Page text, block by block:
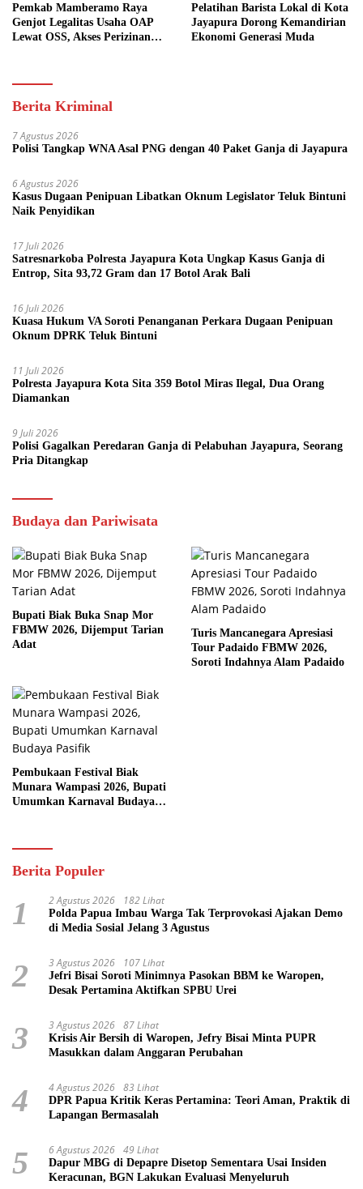
Pemkab Mamberamo Raya
Genjot Legalitas Usaha OAP
Lewat OSS, Akses Perizinan
Pelatihan Barista Lokal di Kota
Jayapura Dorong Kemandirian
Ekonomi Generasi Muda
Berita Kriminal
7 Agustus 2026
Polisi Tangkap WNA Asal PNG dengan 40 Paket Ganja di Jayapura
6 Agustus 2026
Kasus Dugaan Penipuan Libatkan Oknum Legislator Teluk Bintuni
Naik Penyidikan
17 Juli 2026
Satresnarkoba Polresta Jayapura Kota Ungkap Kasus Ganja di
Entrop, Sita 93,72 Gram dan 17 Botol Arak Bali
16 Juli 2026
Kuasa Hukum VA Soroti Penanganan Perkara Dugaan Penipuan
Oknum DPRK Teluk Bintuni
11 Juli 2026
Polresta Jayapura Kota Sita 359 Botol Miras Ilegal, Dua Orang
Diamankan
9 Juli 2026
Polisi Gagalkan Peredaran Ganja di Pelabuhan Jayapura, Seorang
Pria Ditangkap
Budaya dan Pariwisata
Bupati Biak Buka Snap Mor
FBMW 2026, Dijemput Tarian
Adat
Turis Mancanegara Apresiasi
Tour Padaido FBMW 2026,
Soroti Indahnya Alam Padaido
Pembukaan Festival Biak
Munara Wampasi 2026, Bupati
Umumkan Karnaval Budaya
Berita Populer
1 2 Agustus 2026 182 Lihat
Polda Papua Imbau Warga Tak Terprovokasi Ajakan Demo
di Media Sosial Jelang 3 Agustus
2 3 Agustus 2026 107 Lihat
Jefri Bisai Soroti Minimnya Pasokan BBM ke Waropen,
Desak Pertamina Aktifkan SPBU Urei
3 3 Agustus 2026 87 Lihat
Krisis Air Bersih di Waropen, Jefry Bisai Minta PUPR
Masukkan dalam Anggaran Perubahan
4 4 Agustus 2026 83 Lihat
DPR Papua Kritik Keras Pertamina: Teori Aman, Praktik di
Lapangan Bermasalah
5 6 Agustus 2026 49 Lihat
Dapur MBG di Depapre Disetop Sementara Usai Insiden
Keracunan, BGN Lakukan Evaluasi Menyeluruh